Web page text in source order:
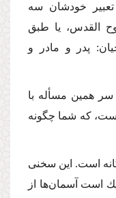
خودشان سه
القدس، یا طبق
پدر و مادر و
سر همین مسأله با
كه شما چگونه
است. این سخنى
است آسمان‌ها از